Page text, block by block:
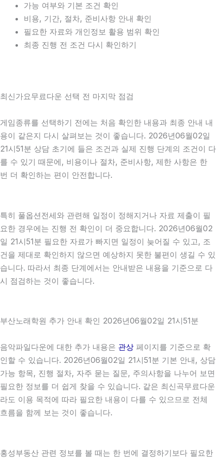
가능 여부와 기본 조건 확인
비용, 기간, 절차, 준비사항 안내 확인
필요한 자료와 개인정보 활용 범위 확인
최종 진행 전 조건 다시 확인하기
최신가요무료다운 선택 전 마지막 점검
게임종류를 선택하기 전에는 처음 확인한 내용과 최종 안내 내
용이 같은지 다시 살펴보는 것이 좋습니다. 2026년06월02일
21시51분 상담 초기에 들은 조건과 실제 진행 단계의 조건이 다
를 수 있기 때문에, 비용이나 절차, 준비사항, 제한 사항은 한
번 더 확인하는 편이 안전합니다.
특히 풀옵션전세와 관련해 일정이 정해지거나 자료 제출이 필
요한 경우에는 진행 전 확인이 더 중요합니다. 2026년06월02
일 21시51분 필요한 자료가 빠지면 일정이 늦어질 수 있고, 조
건을 제대로 확인하지 않으면 예상하지 못한 불편이 생길 수 있
습니다. 따라서 최종 단계에서는 안내받은 내용을 기준으로 다
시 점검하는 것이 좋습니다.
부산노래학원 추가 안내 확인 2026년06월02일 21시51분
음악파일다운에 대한 추가 내용은 관상 페이지를 기준으로 확
인할 수 있습니다. 2026년06월02일 21시51분 기본 안내, 상담
가능 항목, 진행 절차, 자주 묻는 질문, 주의사항을 나누어 보면
필요한 정보를 더 쉽게 찾을 수 있습니다. 같은 최신곡무료다운
라도 이용 목적에 따라 필요한 내용이 다를 수 있으므로 전체
흐름을 함께 보는 것이 좋습니다.
홍성부동산 관련 정보를 볼 때는 한 번에 결정하기보다 필요한